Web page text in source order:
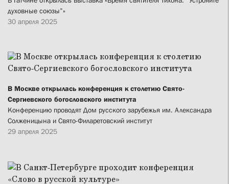
духовные союзы”»
30 апреля 2025
В Москве открылась конференция к столетию Свято-
Сергиевского богословского института
Конференцию проводят Дом русского зарубежья им. Александра
Солженицына и Свято-Филаретовский институт
29 апреля 2025